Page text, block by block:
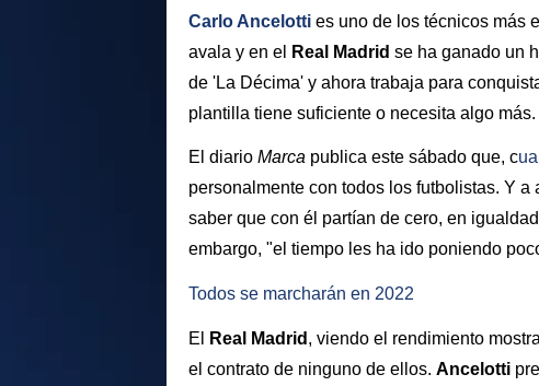
Carlo Ancelotti es uno de los técnicos más
avala y en el
Real Madrid se ha ganado un
de 'La Décima' y ahora trabaja para
plantilla tiene suficiente o necesita algo más.
El diario Marca publica este sábado que, c
personalmente con todos los futbolistas. Y a
saber que con él partían de cero, en
embargo, "el tiempo les ha ido poniendo
Todos se marcharán en 2022
El Real Madrid , viendo el rendimiento
el contrato de ninguno de ellos. Ancelotti